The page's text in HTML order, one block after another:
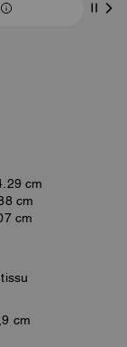
cm
cm
cm
cm